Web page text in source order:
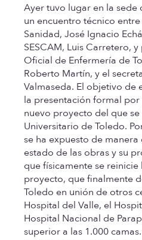
Ayer tuvo lugar en la sede
un encuentro técnico
Sanidad, José Ignacio
SESCAM, Luis Carretero,
Oficial de Enfermería de
Roberto Martín, y el
Valmaseda. El objetivo de
la presentación formal
nuevo proyecto del que
Universitario de Toledo.
se ha expuesto de
estado de las obras y su
que físicamente se
proyecto, que finalmente
Toledo en unión de otros
Hospital del Valle, el
Hospital Nacional de
superior a las 1.000